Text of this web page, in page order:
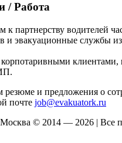
/ Работа
к партнерству водителей
и эвакуационные службы
корпотаривными
и предложения о
почте job@evakuatork.ru
Москва © 2014 — 2026 | Все